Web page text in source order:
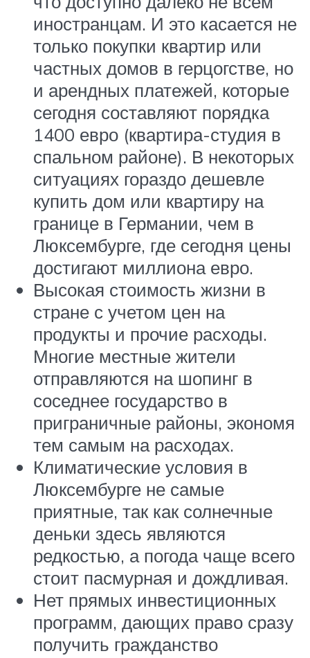
иностранцам. И это касается не
только покупки квартир или
частных домов в герцогстве, но
и арендных платежей, которые
сегодня составляют порядка
1400 евро (квартира-студия в
спальном районе). В некоторых
ситуациях гораздо дешевле
купить дом или квартиру на
границе в Германии, чем в
Люксембурге, где сегодня цены
достигают миллиона евро.
Высокая стоимость жизни в
стране с учетом цен на
продукты и прочие расходы.
Многие местные жители
отправляются на шопинг в
соседнее государство в
приграничные районы, экономя
тем самым на расходах.
Климатические условия в
Люксембурге не самые
приятные, так как солнечные
деньки здесь являются
редкостью, а погода чаще всего
стоит пасмурная и дождливая.
Нет прямых инвестиционных
программ, дающих право сразу
получить гражданство